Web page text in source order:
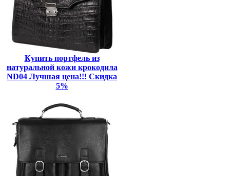
Купить портфель из
натуральной кожи крокодила
ND04 Лучшая цена!!! Скидка
5%